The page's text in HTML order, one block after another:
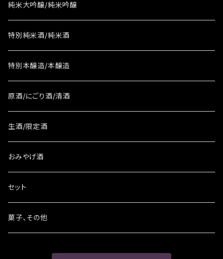
純米大吟醸/純米吟醸
特別純米酒/純米酒
特別本醸造/本醸造
原酒/にごり酒/清酒
生酒/限定酒
おみやげ酒
セット
菓子、その他